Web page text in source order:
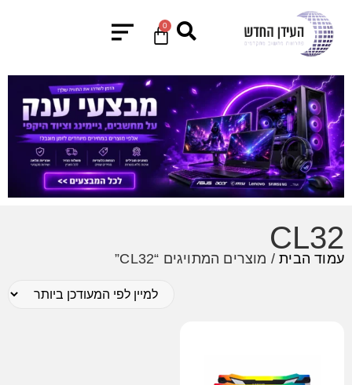
0
CL32
עמוד הבית/ מוצרים המתויגים “CL32”